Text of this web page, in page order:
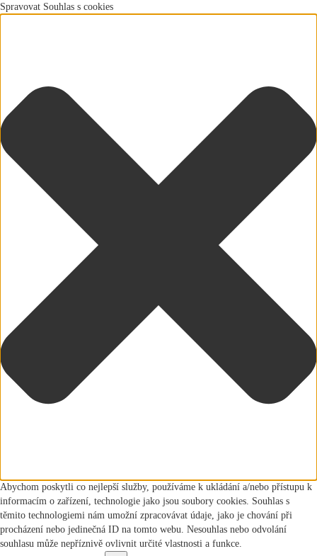
Spravovat Souhlas s cookies
Abychom poskytli co nejlepší služby, používáme k ukládání a/nebo přístupu k
informacím o zařízení, technologie jako jsou soubory cookies. Souhlas s
těmito technologiemi nám umožní zpracovávat údaje, jako je chování při
procházení nebo jedinečná ID na tomto webu. Nesouhlas nebo odvolání
souhlasu může nepříznivě ovlivnit určité vlastnosti a funkce.